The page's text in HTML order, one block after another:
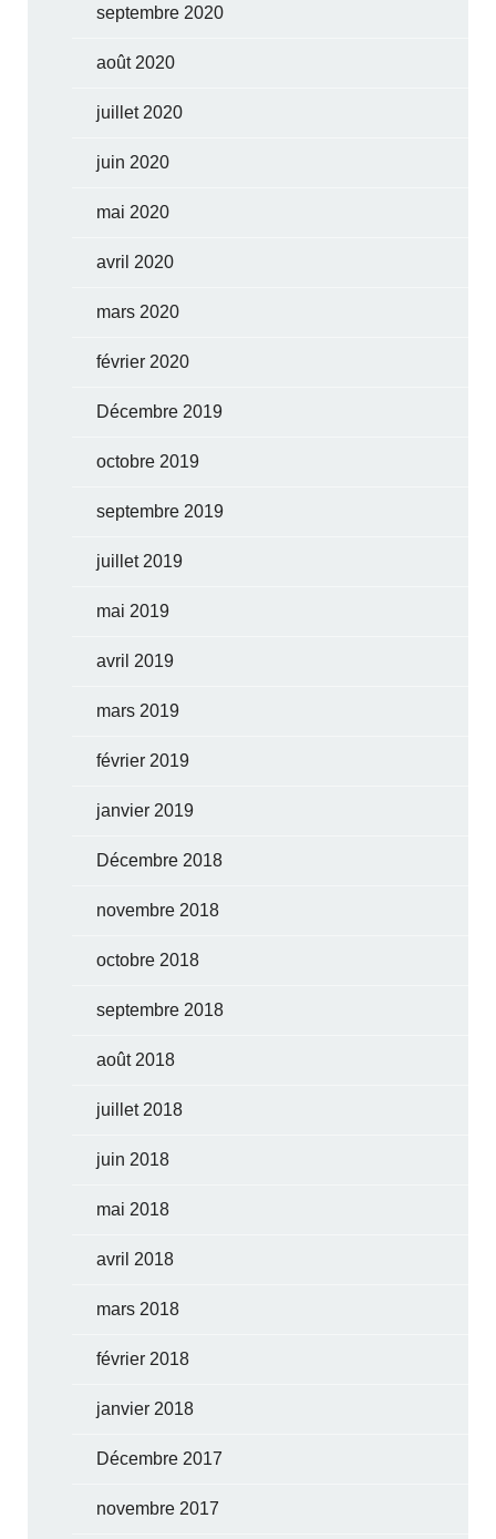
septembre 2020
août 2020
juillet 2020
juin 2020
mai 2020
avril 2020
mars 2020
février 2020
Décembre 2019
octobre 2019
septembre 2019
juillet 2019
mai 2019
avril 2019
mars 2019
février 2019
janvier 2019
Décembre 2018
novembre 2018
octobre 2018
septembre 2018
août 2018
juillet 2018
juin 2018
mai 2018
avril 2018
mars 2018
février 2018
janvier 2018
Décembre 2017
novembre 2017